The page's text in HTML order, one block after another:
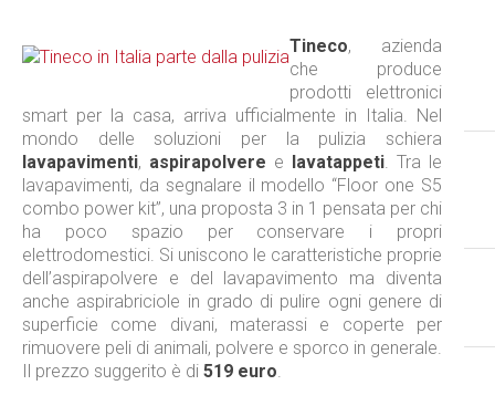
Tineco, azienda
che produce
prodotti elettronici
smart per la casa, arriva ufficialmente in Italia. Nel
mondo delle soluzioni per la pulizia schiera
lavapavimenti, aspirapolvere e lavatappeti. Tra le
lavapavimenti, da segnalare il modello “Floor one S5
combo power kit”, una proposta 3 in 1 pensata per chi
ha poco spazio per conservare i propri
elettrodomestici. Si uniscono le caratteristiche proprie
dell’aspirapolvere e del lavapavimento ma diventa
anche aspirabriciole in grado di pulire ogni genere di
superficie come divani, materassi e coperte per
rimuovere peli di animali, polvere e sporco in generale.
Il prezzo suggerito è di 519 euro.